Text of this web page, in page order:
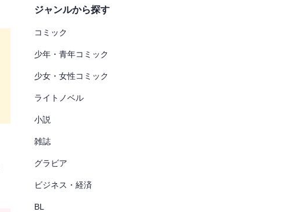
ジャンルから探す
コミック
少年・青年コミック
少女・女性コミック
ライトノベル
小説
雑誌
グラビア
ビジネス・経済
BL